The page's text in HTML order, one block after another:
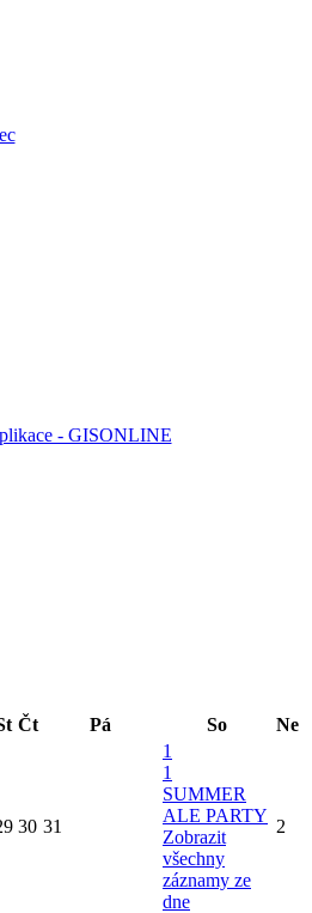
Čt Pá So Ne
30 31
1
1
SUMMER
ALE PARTY
Zobrazit
všechny
záznamy ze
dne
2